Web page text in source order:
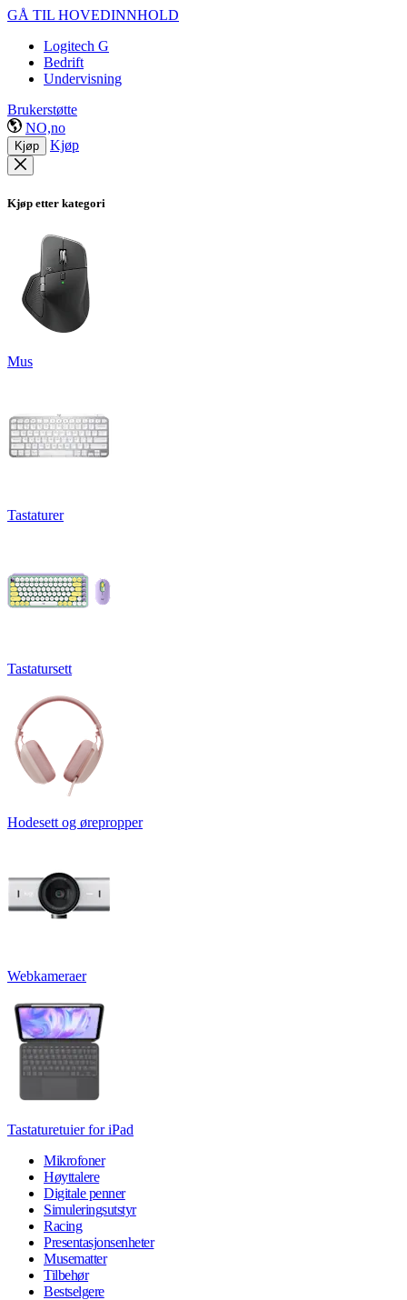
GÅ TIL HOVEDINNHOLD
Logitech G
Bedrift
Undervisning
Brukerstøtte
NO,no
Kjøp Kjøp
Kjøp etter kategori
Mus
Tastaturer
Tastatursett
Hodesett og ørepropper
Webkameraer
Tastaturetuier for iPad
Mikrofoner
Høyttalere
Digitale penner
Simuleringsutstyr
Racing
Presentasjonsenheter
Musematter
Tilbehør
Bestselgere